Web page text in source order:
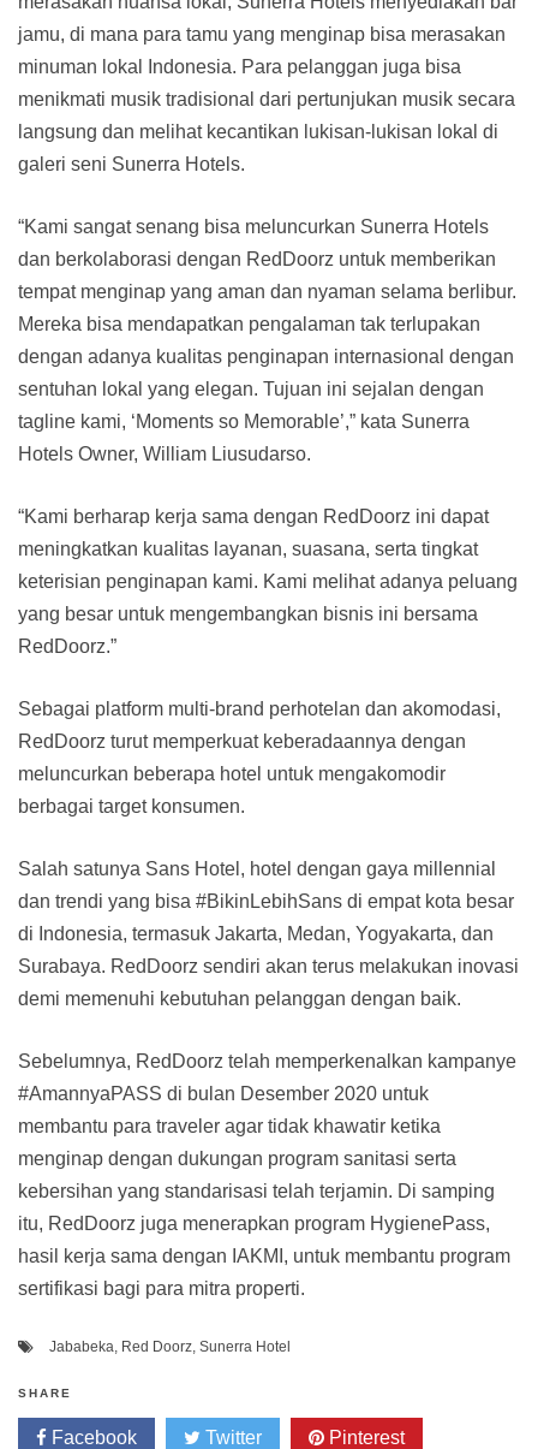
jamu, di mana para tamu yang menginap bisa merasakan
minuman lokal Indonesia. Para pelanggan juga bisa
menikmati musik tradisional dari pertunjukan musik secara
langsung dan melihat kecantikan lukisan-lukisan lokal di
galeri seni Sunerra Hotels.
“Kami sangat senang bisa meluncurkan Sunerra Hotels
dan berkolaborasi dengan RedDoorz untuk memberikan
tempat menginap yang aman dan nyaman selama berlibur.
Mereka bisa mendapatkan pengalaman tak terlupakan
dengan adanya kualitas penginapan internasional dengan
sentuhan lokal yang elegan. Tujuan ini sejalan dengan
tagline kami, ‘Moments so Memorable’,” kata Sunerra
Hotels Owner, William Liusudarso.
“Kami berharap kerja sama dengan RedDoorz ini dapat
meningkatkan kualitas layanan, suasana, serta tingkat
keterisian penginapan kami. Kami melihat adanya peluang
yang besar untuk mengembangkan bisnis ini bersama
RedDoorz.”
Sebagai platform multi-brand perhotelan dan akomodasi,
RedDoorz turut memperkuat keberadaannya dengan
meluncurkan beberapa hotel untuk mengakomodir
berbagai target konsumen.
Salah satunya Sans Hotel, hotel dengan gaya millennial
dan trendi yang bisa #BikinLebihSans di empat kota besar
di Indonesia, termasuk Jakarta, Medan, Yogyakarta, dan
Surabaya. RedDoorz sendiri akan terus melakukan inovasi
demi memenuhi kebutuhan pelanggan dengan baik.
Sebelumnya, RedDoorz telah memperkenalkan kampanye
#AmannyaPASS di bulan Desember 2020 untuk
membantu para traveler agar tidak khawatir ketika
menginap dengan dukungan program sanitasi serta
kebersihan yang standarisasi telah terjamin. Di samping
itu, RedDoorz juga menerapkan program HygienePass,
hasil kerja sama dengan IAKMI, untuk membantu program
sertifikasi bagi para mitra properti.
Jababeka, Red Doorz, Sunerra Hotel
SHARE
Facebook Twitter Pinterest